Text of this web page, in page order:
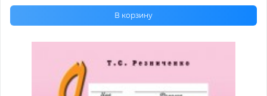
В корзину